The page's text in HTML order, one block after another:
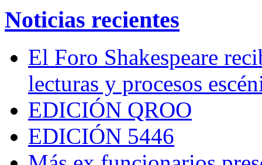
Noticias recientes
El Foro Shakespeare
lecturas y procesos
EDICIÓN QROO
EDICIÓN 5446